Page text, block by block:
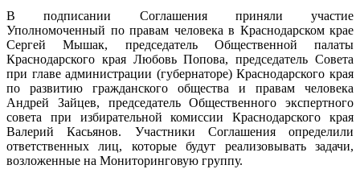
В подписании Соглашения приняли участие
Уполномоченный по правам человека в Краснодарском крае
Сергей Мышак, председатель Общественной палаты
Краснодарского края Любовь Попова, председатель Совета
при главе администрации (губернаторе) Краснодарского края
по развитию гражданского общества и правам человека
Андрей Зайцев, председатель Общественного экспертного
совета при избирательной комиссии Краснодарского края
Валерий Касьянов. Участники Соглашения определили
ответственных лиц, которые будут реализовывать задачи,
возложенные на Мониторинговую группу.